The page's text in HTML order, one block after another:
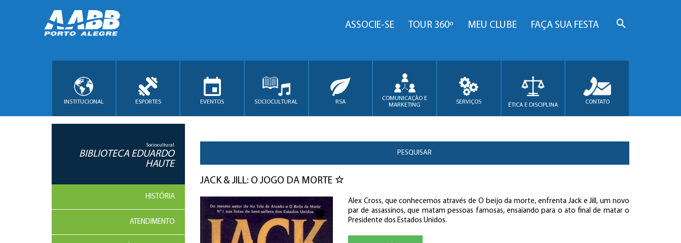
ASSOCIE-SE TOUR 360º MEU CLUBE FAÇA SUA FESTA
INSTITUCIONAL ESPORTES EVENTOS SOCIOCULTURAL RSA
COMUNICAÇÃO E
MARKETING
SERVIÇOS ÉTICA E DISCIPLINA CONTATO
Sociocultural
BIBLIOTECA EDUARDO
HAUTE
HISTÓRIA
ATENDIMENTO
PESQUISAR
JACK & JILL: O JOGO DA MORTE
Alex Cross, que conhecemos através de O beijo da morte, enfrenta Jack e Jill, um novo
par de assassinos, que matam pessoas famosas, ensaiando para o ato final de matar o
Presidente dos Estados Unidos.